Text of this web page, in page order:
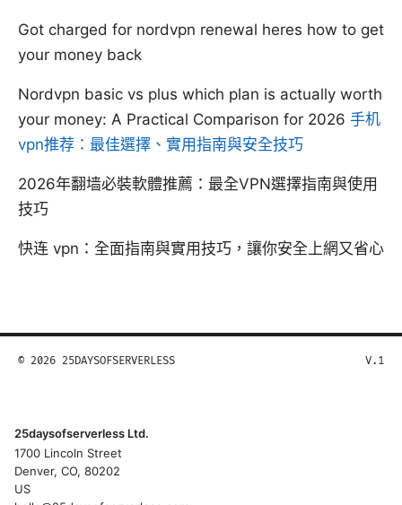
Got charged for nordvpn renewal heres how to get
your money back
Nordvpn basic vs plus which plan is actually worth
your money: A Practical Comparison for 2026 手机
vpn推荐：最佳選擇、實用指南與安全技巧
2026年翻墙必裝軟體推薦：最全VPN選擇指南與使用
技巧
快连 vpn：全面指南與實用技巧，讓你安全上網又省心
© 2026 25DAYSOFSERVERLESS V.1
25daysofserverless Ltd.
1700 Lincoln Street
Denver, CO, 80202
US